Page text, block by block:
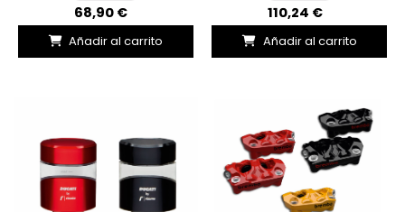
68,90 €
Añadir al carrito
110,24 €
Añadir al carrito